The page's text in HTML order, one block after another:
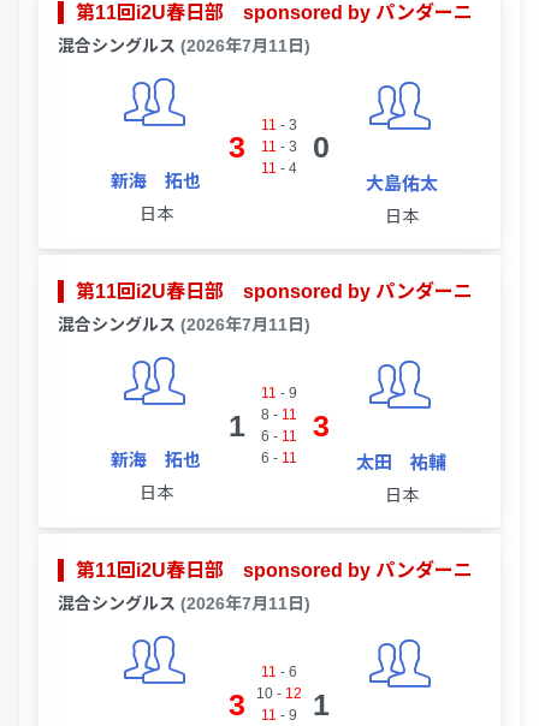
第11回i2U春日部 sponsored by パンダーニ
混合シングルス (2026年7月11日)
新海 拓也
日本
3
11 - 3
11 - 3
11 - 4
0
大島佑太
日本
第11回i2U春日部 sponsored by パンダーニ
混合シングルス (2026年7月11日)
新海 拓也
日本
1
11 - 9
8 - 11
6 - 11
6 - 11
3
太田 祐輔
日本
第11回i2U春日部 sponsored by パンダーニ
混合シングルス (2026年7月11日)
3
11 - 6
10- 12
11 - 9
1